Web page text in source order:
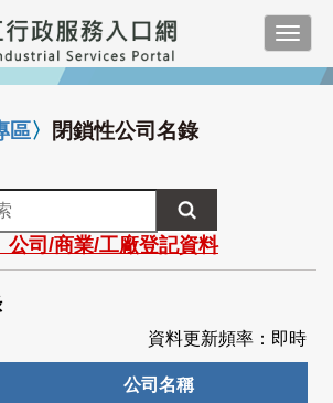
區〉 閉鎖性公司名錄
公司/商業/工廠登記資料
資料更新頻率：即時
公司名稱